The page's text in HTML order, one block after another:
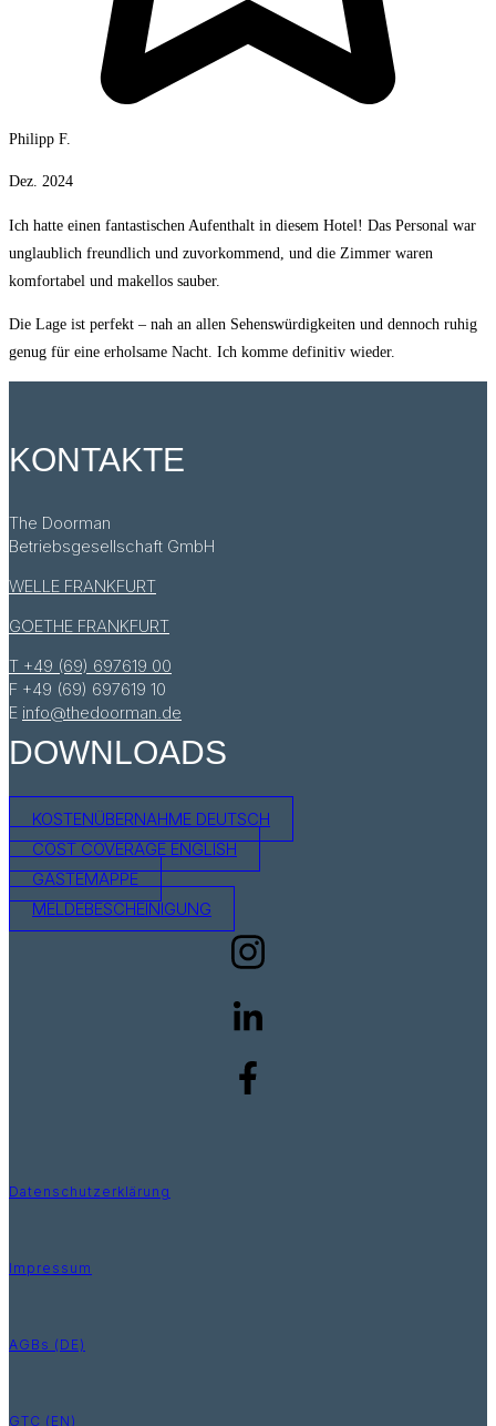
Philipp F.
Dez. 2024
Ich hatte einen fantastischen Aufenthalt in diesem Hotel! Das Personal war
unglaublich freundlich und zuvorkommend, und die Zimmer waren
komfortabel und makellos sauber.
Die Lage ist perfekt – nah an allen Sehenswürdigkeiten und dennoch ruhig
genug für eine erholsame Nacht. Ich komme definitiv wieder.
KONTAKTE
The Doorman
Betriebsgesellschaft GmbH
WELLE FRANKFURT
GOETHE FRANKFURT
T +49 (69) 697619 00
F +49 (69) 697619 10
E info@thedoorman.de
DOWNLOADS
KOSTENÜBERNAHME DEUTSCH
COST COVERAGE ENGLISH
GÄSTEMAPPE
MELDEBESCHEINIGUNG
Datenschutzerklärung
Impressum
AGBs (DE)
GTC (EN)